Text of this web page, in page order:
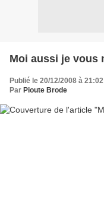
Moi aussi je vous
Publié le 20/12/2008 à 21:02
Par Pioute Brode